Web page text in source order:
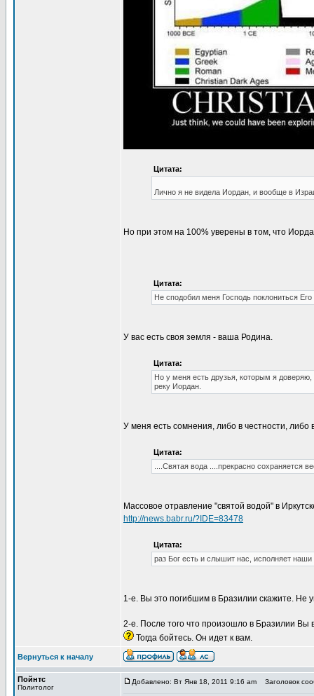
Цитата:
Лично я не видела Иордан, и вообще в
Но при этом на 100% уверены в том, что
Цитата:
Не сподобил меня Господь поклониться
У вас есть своя земля - ваша Родина.
Цитата:
Но у меня есть друзья, которым я
реку Иордан.
У меня есть сомнения, либо в честности, либо
Цитата:
....Святая вода ....прекрасно сохраняется
Массовое отравление "святой водой" в
http://news.babr.ru/?IDE=83478
Цитата:
раз Бог есть и слышит нас, исполняет
1-е. Вы это погибшим в Бразилии скажите. Не
2-е. После того что произошло в Бразилии
Тогда бойтесь. Он идет к вам.
Вернуться к началу
Пойнтс
Политолог
Добавлено: Вт Янв 18, 2011 9:16 am Заголовок